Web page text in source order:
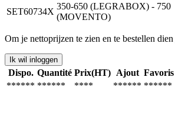
SET60734X
350-650 (LEGRABOX) - 750
(MOVENTO)
Om je nettoprijzen te zien en te bestellen
Ik wil inloggen
Dispo. Quantité Prix(HT) Ajout Favoris
****** ****** **** ****** ******